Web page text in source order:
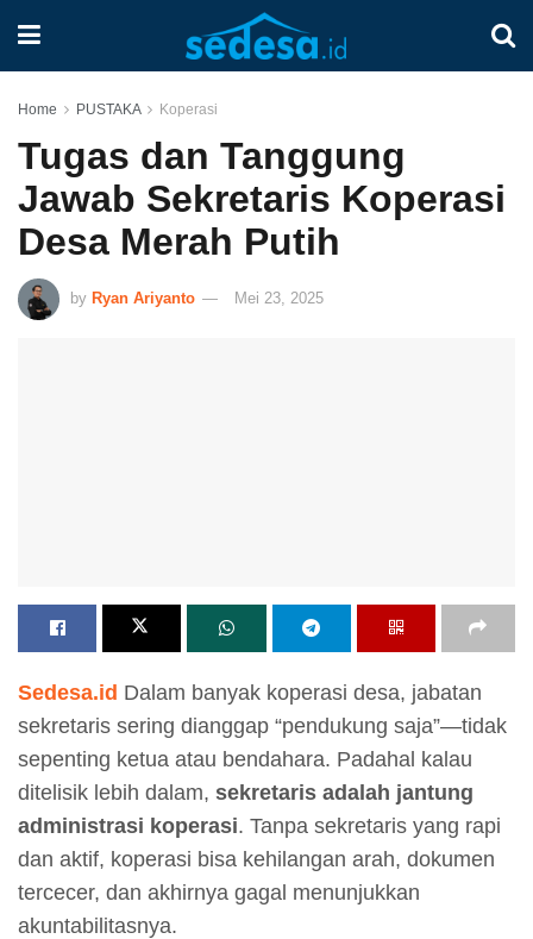
Home PUSTAKA Koperasi
Tugas dan Tanggung
Jawab Sekretaris Koperasi
Desa Merah Putih
by Ryan Ariyanto Mei 23, 2025
Sedesa.id Dalam banyak koperasi desa, jabatan
sekretaris sering dianggap “pendukung saja”—tidak
sepenting ketua atau bendahara. Padahal kalau
ditelisik lebih dalam, sekretaris adalah jantung
administrasi koperasi. Tanpa sekretaris yang rapi
dan aktif, koperasi bisa kehilangan arah, dokumen
tercecer, dan akhirnya gagal menunjukkan
akuntabilitasnya.